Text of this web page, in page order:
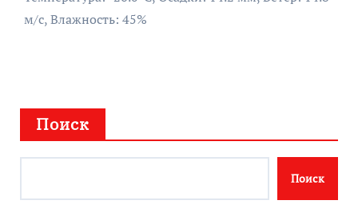
м/с, Влажность: 45%
Поиск
Поиск